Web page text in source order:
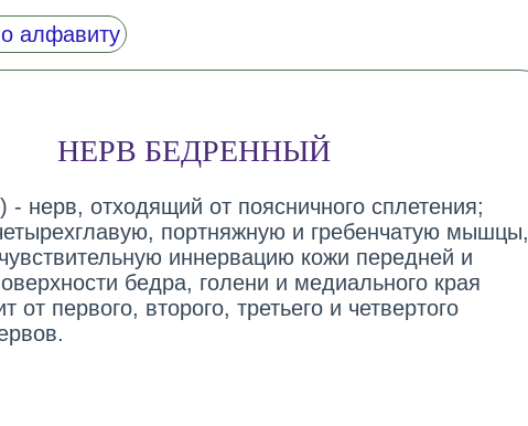
алфавиту
НЕРВ БЕДРЕННЫЙ
) - нерв, отходящий от поясничного сплетения;
портняжную и гребенчатую мышцы,
иннервацию кожи передней и
бедра, голени и медиального края
от первого, второго, третьего и четвертого